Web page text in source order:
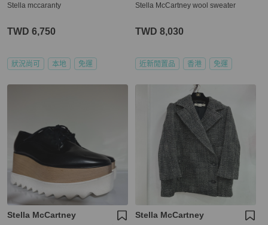
Stella mccaranty
TWD 6,750
狀況尚可 本地 免運
Stella McCartney wool sweater
TWD 8,030
近新閒置品 香港 免運
Stella McCartney Stella McCartney